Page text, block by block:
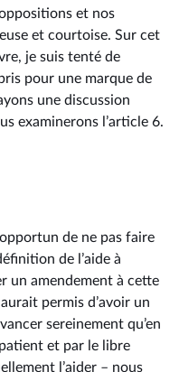
et nos
et courtoise. Sur cet
je suis tenté de
pour une marque de
une discussion
examinerons l’article 6.
de ne pas faire
de l’aide à
un amendement à cette
permis d’avoir un
sereinement qu’en
et par le libre
l’aider –⁠ nous